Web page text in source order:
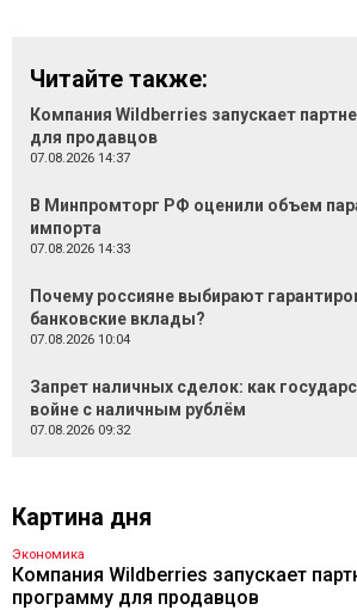
Читайте также:
Компания Wildberries запускает
для продавцов
07.08.2026 14:37
В Минпромторг РФ оценили объем
импорта
07.08.2026 14:33
Почему россияне выбирают
банковские вклады?
07.08.2026 10:04
Запрет наличных сделок: как
войне с наличным рублём
07.08.2026 09:32
Картина дня
Экономика
Компания Wildberries запускает
программу для продавцов